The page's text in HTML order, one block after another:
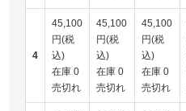
4
45,100
円(税
込)
在庫 0
売切れ
45,100
円(税
込)
在庫 0
売切れ
45,100
円(税
込)
在庫 0
売切れ